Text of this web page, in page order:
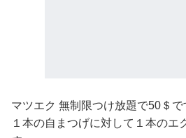
マツエク 無制限つけ放題で50＄で
１本の自まつげに対して１本のエ